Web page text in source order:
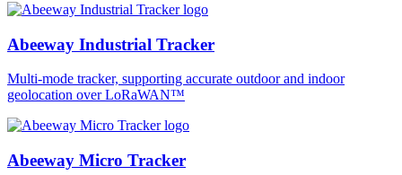
Abeeway Industrial Tracker
Multi-mode tracker, supporting accurate outdoor and indoor
geolocation over LoRaWAN™
Abeeway Micro Tracker